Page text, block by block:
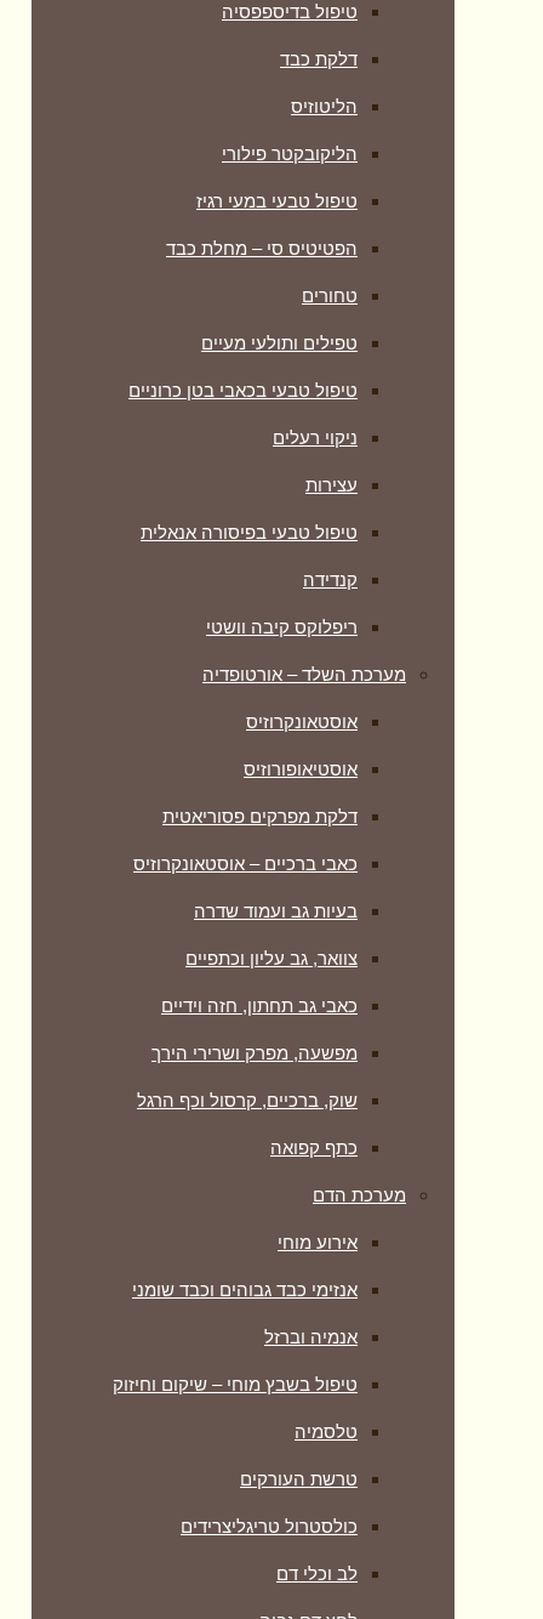
טיפול בדיספפסיה
דלקת כבד
הליטוזיס
הליקובקטר פילורי
טיפול טבעי במעי רגיז
הפטיטיס סי – מחלת כבד
טחורים
טפילים ותולעי מעיים
טיפול טבעי בכאבי בטן כרוניים
ניקוי רעלים
עצירות
טיפול טבעי בפיסורה אנאלית
קנדידה
ריפלוקס קיבה וושטי
מערכת השלד – אורטופדיה
אוסטאונקרוזיס
אוסטיאופורוזיס
דלקת מפרקים פסוריאטית
כאבי ברכיים – אוסטאונקרוזיס
בעיות גב ועמוד שדרה
צוואר, גב עליון וכתפיים
כאבי גב תחתון, חזה וידיים
מפשעה, מפרק ושרירי הירך
שוק, ברכיים, קרסול וכף הרגל
כתף קפואה
מערכת הדם
אירוע מוחי
אנזימי כבד גבוהים וכבד שומני
אנמיה וברזל
טיפול בשבץ מוחי – שיקום וחיזוק
טלסמיה
טרשת העורקים
כולסטרול טריגליצרידים
לב וכלי דם